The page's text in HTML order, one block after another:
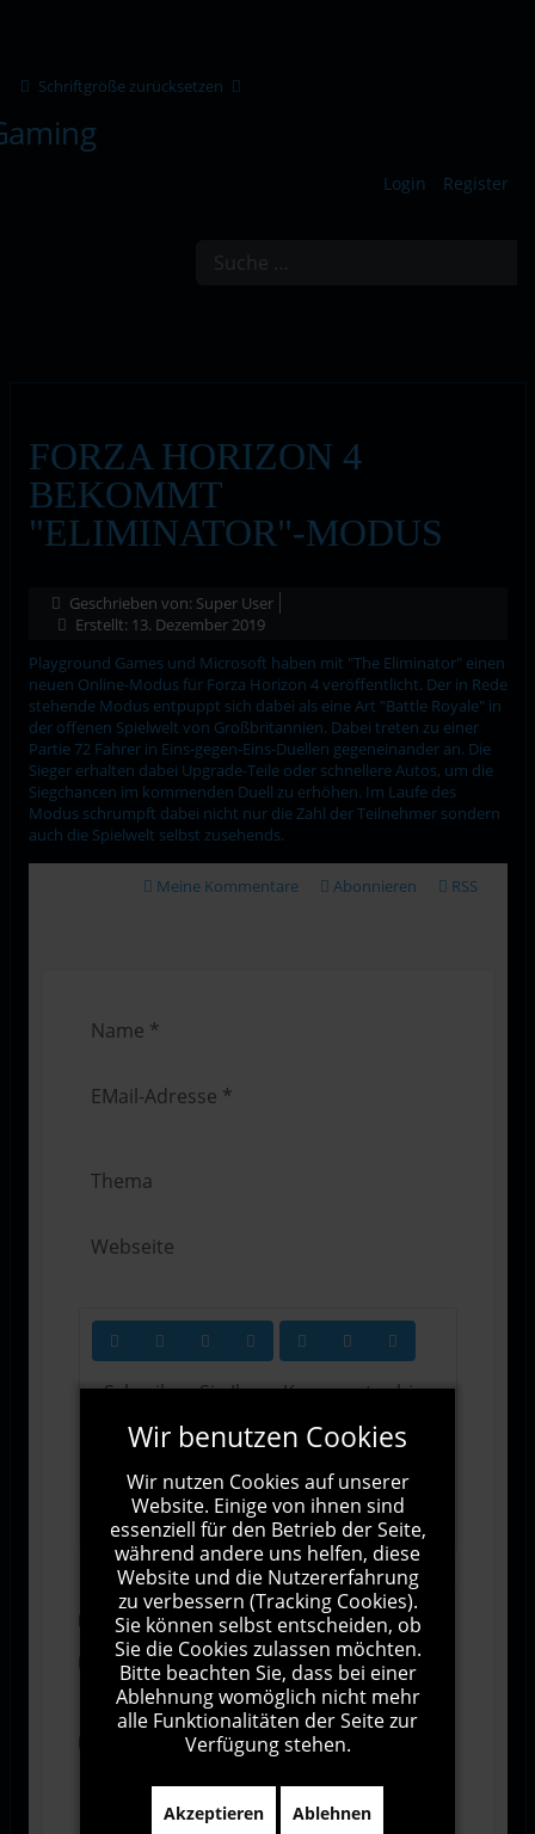
Schriftgröße zurücksetzen
Login Register
FORZA HORIZON 4
BEKOMMT
"ELIMINATOR"-MODUS
Geschrieben von: Super User
Erstellt: 13. Dezember 2019
Playground Games und Microsoft haben mit "The Eliminator" einen
neuen Online-Modus für Forza Horizon 4 veröffentlicht. Der in Rede
stehende Modus entpuppt sich dabei als eine Art "Battle Royale" in
der offenen Spielwelt von Großbritannien. Dabei treten zu einer
Partie 72 Fahrer in Eins-gegen-Eins-Duellen gegeneinander an. Die
Sieger erhalten dabei Upgrade-Teile oder schnellere Autos, um die
Siegchancen im kommenden Duell zu erhöhen. Im Laufe des
Modus schrumpft dabei nicht nur die Zahl der Teilnehmer sondern
auch die Spielwelt selbst zusehends.
Meine Kommentare Abonnieren RSS
1000Zeichen übrig
Abonnieren
Ich stimme den Allgemeinen
Geschäftsbedingungen zu.
Ich bin damit einverstanden, dass diese Website
Wir benutzen Cookies
Wir nutzen Cookies auf unserer
Website. Einige von ihnen sind
essenziell für den Betrieb der Seite,
während andere uns helfen, diese
Website und die Nutzererfahrung
zu verbessern (Tracking Cookies).
Sie können selbst entscheiden, ob
Sie die Cookies zulassen möchten.
Bitte beachten Sie, dass bei einer
Ablehnung womöglich nicht mehr
alle Funktionalitäten der Seite zur
Verfügung stehen.
Akzeptieren Ablehnen